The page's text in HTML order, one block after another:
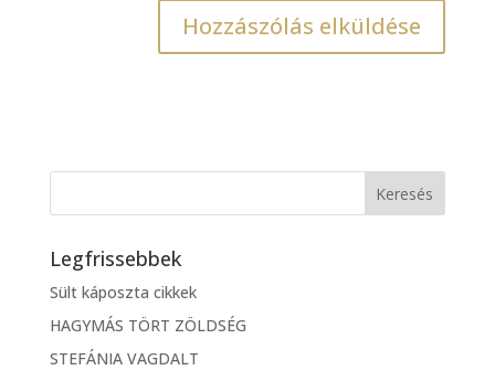
Legfrissebbek
Sült káposzta cikkek
HAGYMÁS TÖRT ZÖLDSÉG
STEFÁNIA VAGDALT